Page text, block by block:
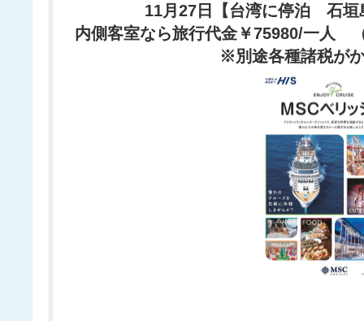
11月27日【台湾に停泊 石垣
内側客室なら旅行代金￥75980/一人
※別途各種諸税が